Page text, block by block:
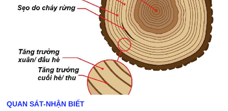
QUAN SÁT-NHẬN BIẾT